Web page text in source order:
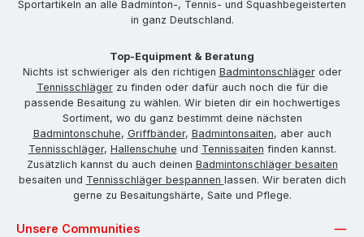
Sportartikeln an alle Badminton-, Tennis- und Squashbegeisterten
in ganz Deutschland.
Top-Equipment & Beratung
Nichts ist schwieriger als den richtigen Badmintonschlägeroder
Tennisschlägerzu finden oder dafür auch noch die für die
passende Besaitung zu wählen. Wir bieten dir ein hochwertiges
Sortiment, wo du ganz bestimmt deine nächsten
Badmintonschuhe, Griffbänder, Badmintonsaiten, aber auch
Tennisschläger, Hallenschuhe und Tennissaiten finden kannst.
Zusätzlich kannst du auch deinen Badmintonschläger besaiten
besaiten und Tennisschläger bespannen lassen. Wir beraten dich
gerne zu Besaitungshärte, Saite und Pflege.
Unsere Communities